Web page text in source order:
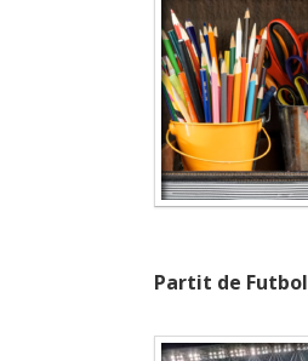
Partit de Futbol